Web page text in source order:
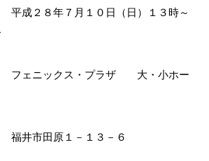
成２８年７月１０日（日）１３時～
ェニックス・プラザ 大・小ホー
福井市田原１－１３－６